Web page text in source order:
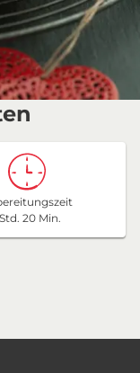
20 Min.